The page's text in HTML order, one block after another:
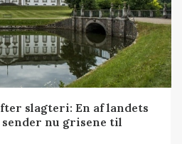
slagteri: En af landets
nu grisene til